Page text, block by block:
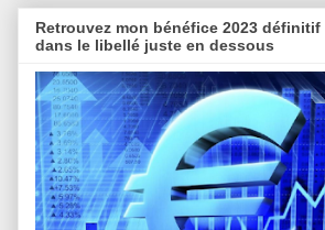
Retrouvez mon bénéfice 2023 définitif
dans le libellé juste en dessous